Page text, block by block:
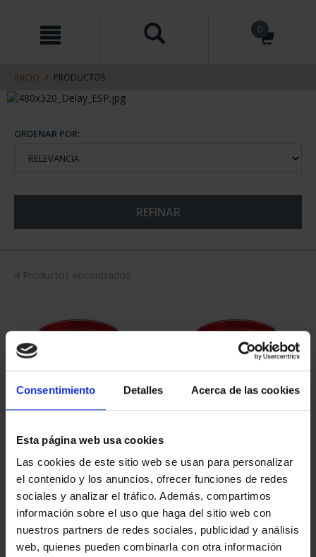
Consentimiento Detalles Acerca de las cookies
Esta página web usa cookies
Las cookies de este sitio web se usan para personalizar
el contenido y los anuncios, ofrecer funciones de redes
sociales y analizar el tráfico. Además, compartimos
información sobre el uso que haga del sitio web con
nuestros partners de redes sociales, publicidad y análisis
web, quienes pueden combinarla con otra información
contenido
navegacin
0
INICIO PRODUCTOS
ORDENAR POR:
REFINAR
4 Productos encontrados
SUSCRIPCIÓN
CAPITALES DE
PROVINCIA 1
949,00 €
Sólo para usuarios
registrados
SUSCRIPCIÓN
CAPITALES DE
PROVINCIA 2
949,00 €
Sólo para usuarios
registrados